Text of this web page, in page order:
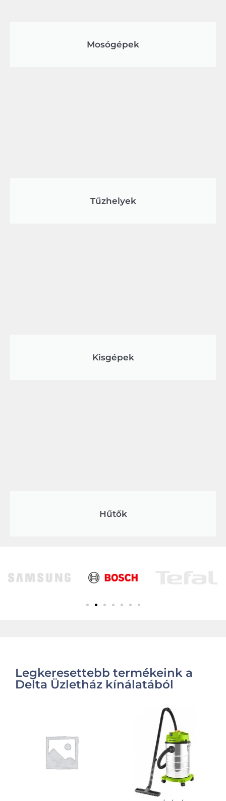
Mosógépek
Tűzhelyek
Kisgépek
Hűtők
Legkeresettebb termékeink a
Delta Üzletház kínálatából